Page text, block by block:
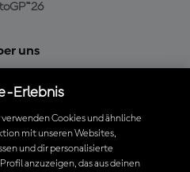
uns
Richtlinien
Erlebnis
Cookies und ähnliche
mit unseren Websites,
und dir personalisierte
anzuzeigen, das aus deinen